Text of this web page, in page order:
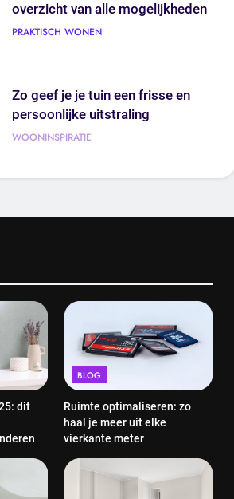
overzicht van alle mogelijkheden
PRAKTISCH WONEN
Zo geef je je tuin een frisse en
persoonlijke uitstraling
WOONINSPIRATIE
interieur: zo pak je het aan
Klassiek elegant koken: tijdloze
gerechten die altijd indruk maken
INTERIEURSTIJLEN
Frisse lucht thuis: zo verbeter je de
ventilatie in je woning
dit
BLOG
Ruimte optimaliseren: zo
haal je meer uit elke
vierkante meter